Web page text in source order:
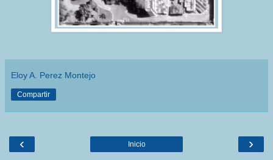
Eloy A. Perez Montejo
Compartir
‹ ›
Inicio